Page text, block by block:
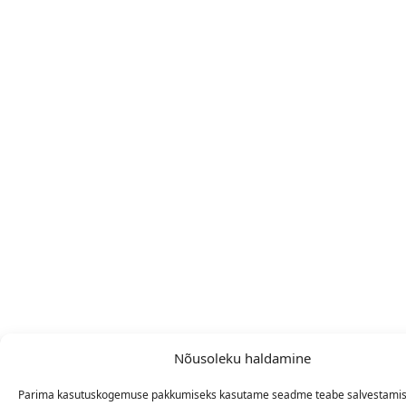
Nõusoleku haldamine
Parima kasutuskogemuse pakkumiseks kasutame seadme teabe